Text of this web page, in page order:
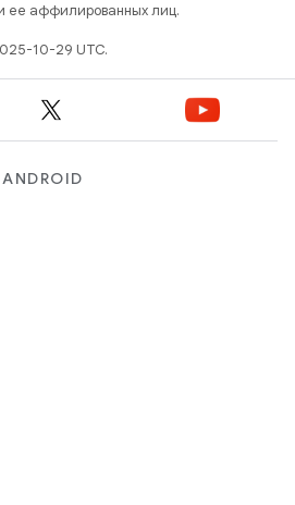
ее аффилированных лиц.
10-29 UTC.